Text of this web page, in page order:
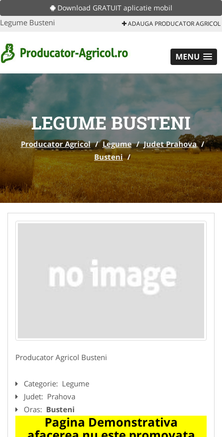
Download GRATUIT aplicatie mobil
Legume Busteni ADAUGA PRODUCATOR AGRICOL
MENU
LEGUME BUSTENI
Producator Agricol / Legume / Judet Prahova /
Busteni /
Producator Agricol Busteni
Categorie: Legume
Judet: Prahova
Oras: Busteni
Pagina Demonstrativa